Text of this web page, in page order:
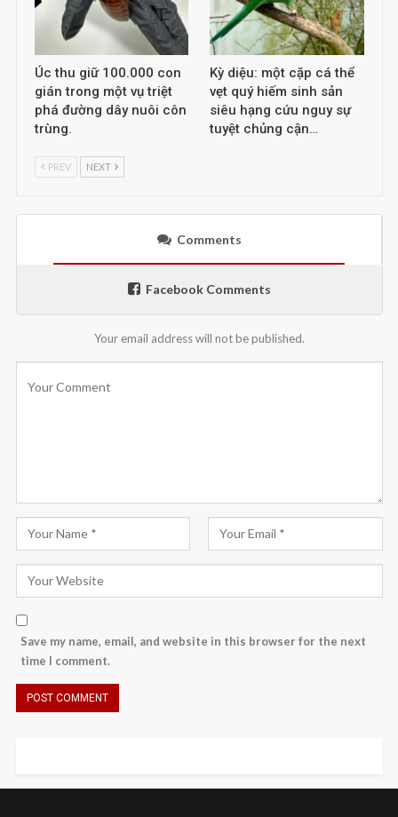
Úc thu giữ 100.000 con
gián trong một vụ triệt
phá đường dây nuôi côn
trùng.
Kỳ diệu: một cặp cá thể
vẹt quý hiếm sinh sản
siêu hạng cứu nguy sự
tuyệt chủng cận…
PREV NEXT
Comments
Facebook Comments
Your email address will not be published.
Save my name, email, and website in this browser for the next
time I comment.